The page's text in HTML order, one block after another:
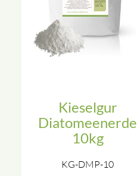
Kieselgur
Diatomeenerde
10kg
KG-DMP-10